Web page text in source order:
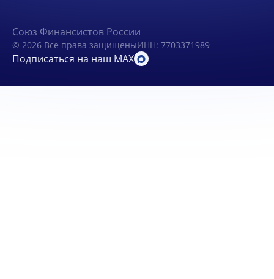
Союз Финансистов России
© 2026 Все права защищеныИНН: 7703371989
Подписаться на наш MAX